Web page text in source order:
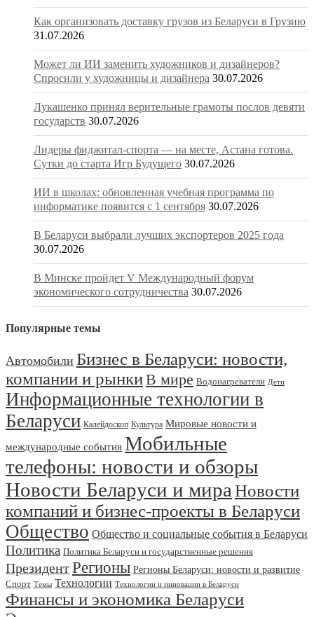
Как организовать доставку грузов из Беларуси в Грузию
31.07.2026
Может ли ИИ заменить художников и дизайнеров?
Спросили у художницы и дизайнера 30.07.2026
Лукашенко принял верительные грамоты послов девяти
государств 30.07.2026
Лидеры фиджитал-спорта — на месте, Астана готова.
Сутки до старта Игр Будущего 30.07.2026
ИИ в школах: обновленная учебная программа по
информатике появится с 1 сентября 30.07.2026
В Беларуси выбрали лучших экспортеров 2025 года
30.07.2026
В Минске пройдет V Международный форум
экономического сотрудничества 30.07.2026
Популярные темы
Автомобили Бизнес в Беларуси: новости,
компании и рынкиВ мире Водонагреватели Дети
Информационные технологии в
Беларуси Калейдоскоп Культура Мировые новости и
международные события Мобильные
телефоны: новости и обзоры
Новости Беларуси и мира Новости
компаний и бизнес-проекты в Беларуси
Общество Общество и социальные события в Беларуси
Политика Политика Беларуси и государственные решения
ПрезидентРегионы Регионы Беларуси: новости и развитие
Спорт Темы Технологии Технологии и инновации в Беларуси
Финансы и экономика Беларуси